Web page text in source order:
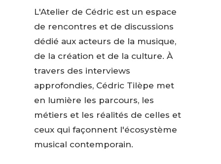
L'Atelier de Cédric est un espace
de rencontres et de discussions
dédié aux acteurs de la musique,
de la création et de la culture. À
travers des interviews
approfondies, Cédric Tilèpe met
en lumière les parcours, les
métiers et les réalités de celles et
ceux qui façonnent l'écosystème
musical contemporain.